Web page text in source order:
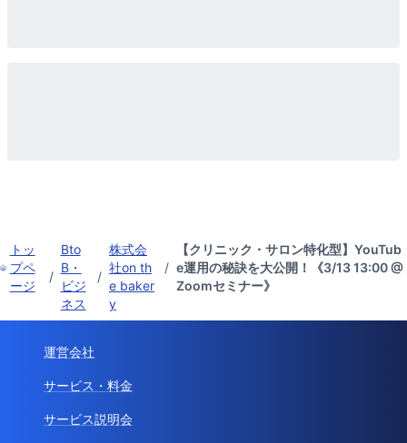
トッ
プペ
ージ
/
Bto
B・
ビジ
ネス
/
株式会
社on th
e baker
y
/
【クリニック・サロン特化型】YouTub
e運用の秘訣を大公開！《3/13 13:00 @
Zoomセミナー》
運営会社
サービス・料金
サービス説明会